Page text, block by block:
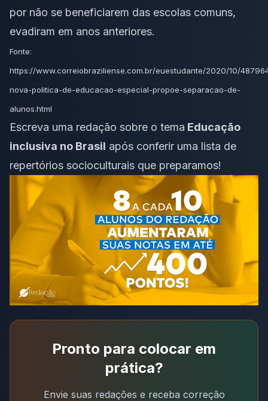
por não se beneficiarem das escolas comuns,
evadiram em anos anteriores.
Fonte:
https://www.correiobraziliense.com.br/euestudante/2020/10/
nova-politica-de-educacao-especial-propoe-separacao-de-
alunos.html
Escreva uma redação sobre o tema Educação
inclusiva no Brasil após conferir uma lista de
repertórios socioculturais que preparamos!
Pronto para colocar em
prática?
Envie suas redações e receba correção